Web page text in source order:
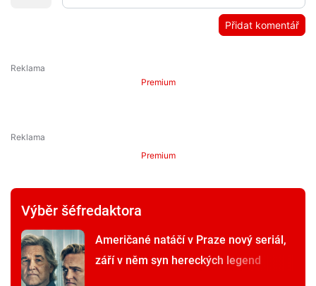
Přidat komentář
Premium
Premium
Výběr šéfredaktora
Američané natáčí v Praze nový seriál,
září v něm syn hereckých legend